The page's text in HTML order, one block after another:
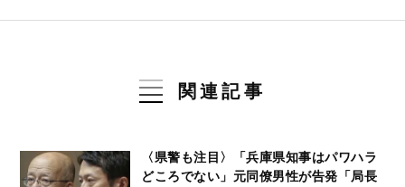
関連記事
〈県警も注目〉「兵庫県知事はパワハラ
どころでない」元同僚男性が告発「局長